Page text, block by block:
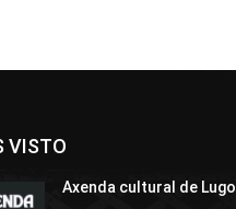
VISTO
Axenda cultural de Lugo